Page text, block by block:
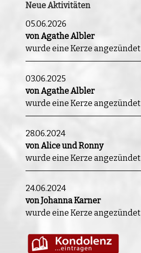
Neue Aktivitäten
05.06.2026
von Agathe Albler
wurde eine Kerze angezündet
03.06.2025
von Agathe Albler
wurde eine Kerze angezündet
28.06.2024
von Alice und Ronny
wurde eine Kerze angezündet
24.06.2024
von Johanna Karner
wurde eine Kerze angezündet